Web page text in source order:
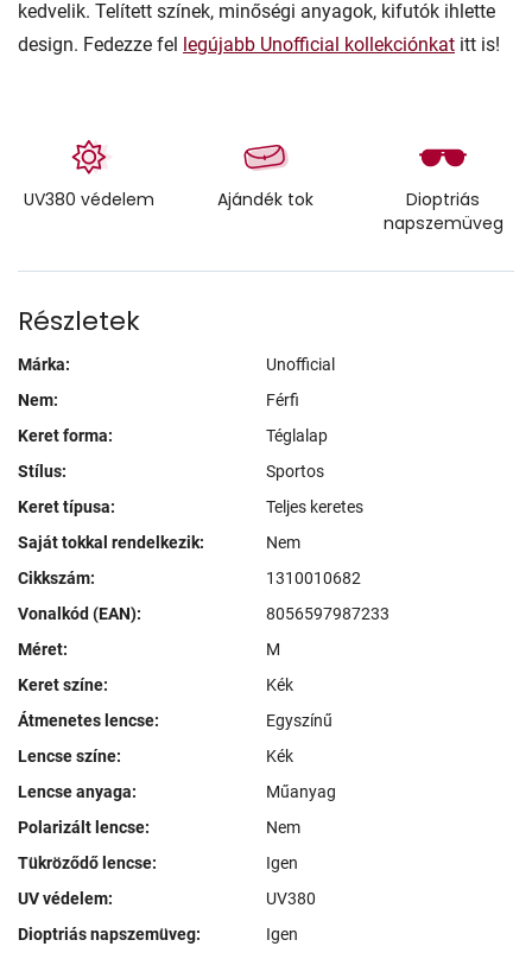
kedvelik. Telített színek, minőségi anyagok, kifutók ihlette
design. Fedezze fel legújabb Unofficial kollekciónkat itt is!
UV380 védelem Ajándék tok
Dioptriás
napszemüveg
Részletek
Márka:
Unofficial
Nem:
Férfi
Keret forma:
Téglalap
Stílus:
Sportos
Keret típusa:
Teljes keretes
Saját tokkal rendelkezik:
Nem
Cikkszám:
1310010682
Vonalkód (EAN):
8056597987233
Méret:
M
Keret színe:
Kék
Átmenetes lencse:
Egyszínű
Lencse színe:
Kék
Lencse anyaga:
Műanyag
Polarizált lencse:
Nem
Tükröződő lencse:
Igen
UV védelem:
UV380
Dioptriás napszemüveg:
Igen